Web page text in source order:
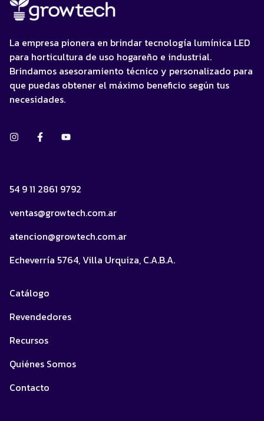
La empresa pionera en brindar tecnología lumínica LED
para horticultura de uso hogareño e industrial.
Brindamos asesoramiento técnico y personalizado para
que puedas obtener el máximo beneficio según tus
necesidades.
54 9 11 2861 9792
ventas@growtech.com.ar
atencion@growtech.com.ar
Echeverría 5764, Villa Urquiza, C.A.B.A.
Catálogo
Revendedores
Recursos
Quiénes Somos
Contacto